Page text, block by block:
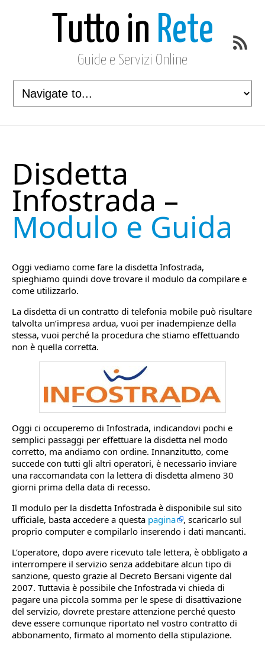
Tutto in Rete
Guide e Servizi Online
Disdetta
Infostrada –
Modulo e Guida
Oggi vediamo come fare la disdetta Infostrada,
spieghiamo quindi dove trovare il modulo da compilare e
come utilizzarlo.
La disdetta di un contratto di telefonia mobile può risultare
talvolta un’impresa ardua, vuoi per inadempienze della
stessa, vuoi perché la procedura che stiamo effettuando
non è quella corretta.
Oggi ci occuperemo di Infostrada, indicandovi pochi e
semplici passaggi per effettuare la disdetta nel modo
corretto, ma andiamo con ordine. Innanzitutto, come
succede con tutti gli altri operatori, è necessario inviare
una raccomandata con la lettera di disdetta almeno 30
giorni prima della data di recesso.
Il modulo per la disdetta Infostrada è disponibile sul sito
ufficiale, basta accedere a questa pagina
, scaricarlo sul
proprio computer e compilarlo inserendo i dati mancanti.
L’operatore, dopo avere ricevuto tale lettera, è obbligato a
interrompere il servizio senza addebitare alcun tipo di
sanzione, questo grazie al Decreto Bersani vigente dal
2007. Tuttavia è possibile che Infostrada vi chieda di
pagare una piccola somma per le spese di disattivazione
del servizio, dovrete prestare attenzione perché questo
deve essere comunque riportato nel vostro contratto di
abbonamento, firmato al momento della stipulazione.